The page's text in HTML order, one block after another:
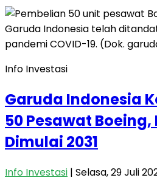
Info Investasi
Garuda Indonesia
50 Pesawat
Dimulai 2031
Info Investasi | Selasa, 29 Juli